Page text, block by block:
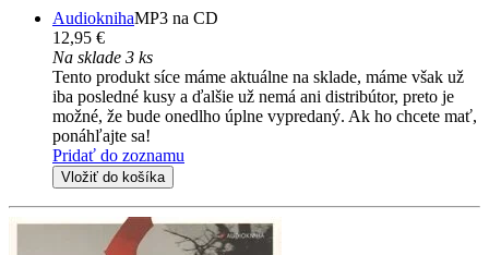
AudioknihaMP3 na CD
12,95 €
Na sklade 3 ks
Tento produkt síce máme aktuálne na sklade, máme však už
iba posledné kusy a ďalšie už nemá ani distribútor, preto je
možné, že bude onedlho úplne vypredaný. Ak ho chcete mať,
ponáhľajte sa!
Pridať do zoznamu
Vložiť do košíka